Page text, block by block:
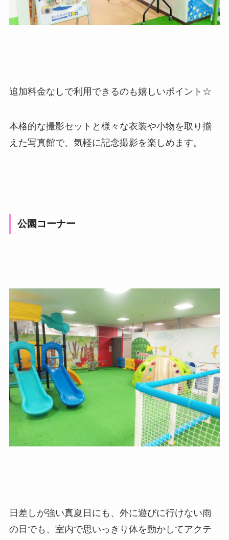
追加料金なしで利用できるのも嬉しいポイント☆
本格的な撮影セットと様々な衣装や小物を取り揃
えた写真館で、気軽に記念撮影を楽しめます。
公園コーナー
日差しが強い真夏日にも、外に遊びに行けない雨
の日でも、室内で思いっきり体を動かしてアクテ